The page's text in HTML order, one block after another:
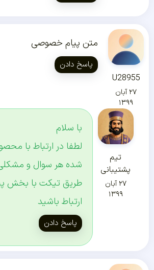
U28955
۲۷ آبان
۱۳۹۹
متن پیام خصوصی
پاسخ دادن
تیم
پشتیبانی
۲۷ آبان
۱۳۹۹
با سلام
لطفا در ارتباط با
شده هر سوال و مشکلی
طریق تیکت با بخش
ارتباط باشید
پاسخ دادن